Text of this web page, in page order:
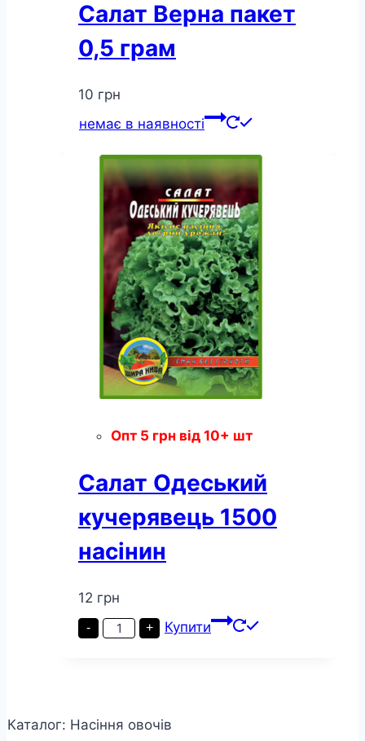
Салат Верна пакет
0,5 грам
10 грн
немає в наявності
Опт 5 грн від 10+ шт
Салат Одеський
кучерявець 1500
насінин
12 грн
-
Салат
Одеський
+ Купити
Каталог: Насіння овочів